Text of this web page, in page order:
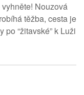
Nouzová
těžba, cesta je
“žitavské” k Luži